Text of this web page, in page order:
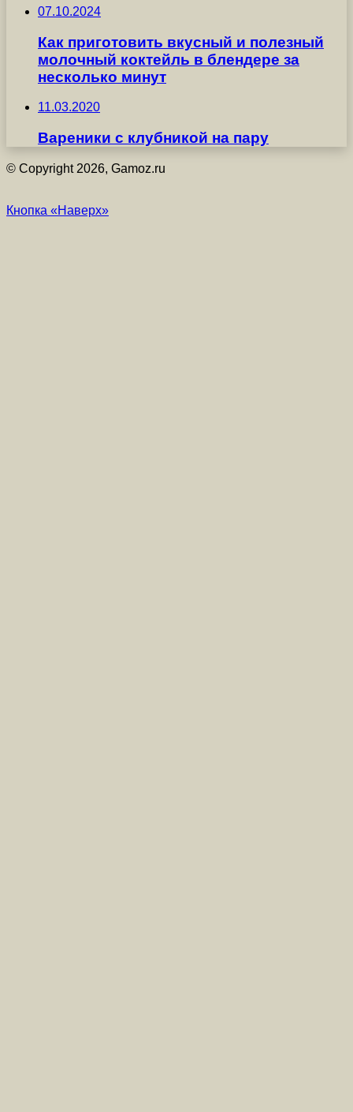
07.10.2024
Как приготовить вкусный и полезный
молочный коктейль в блендере за
несколько минут
11.03.2020
Вареники с клубникой на пару
© Copyright 2026, Gamoz.ru
Кнопка «Наверх»